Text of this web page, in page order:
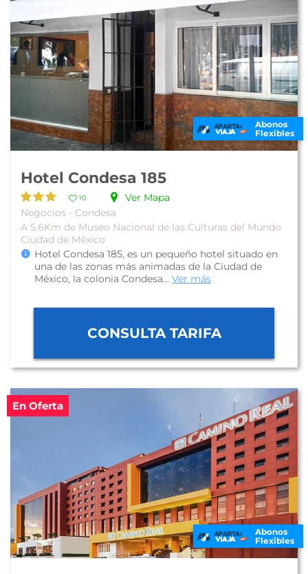
Abonos
Flexibles
Hotel Condesa 185
10
Ver Mapa
Negocios - Condesa
A 5.6Km de Museo Nacional de las Culturas del Mundo
Ciudad de México
Hotel Condesa 185, es un pequeño hotel situado en
una de las zonas más animadas de la Ciudad de
México, la colonia Condesa... Ver más
CONSULTA TARIFA
En Oferta
Abonos
Flexibles